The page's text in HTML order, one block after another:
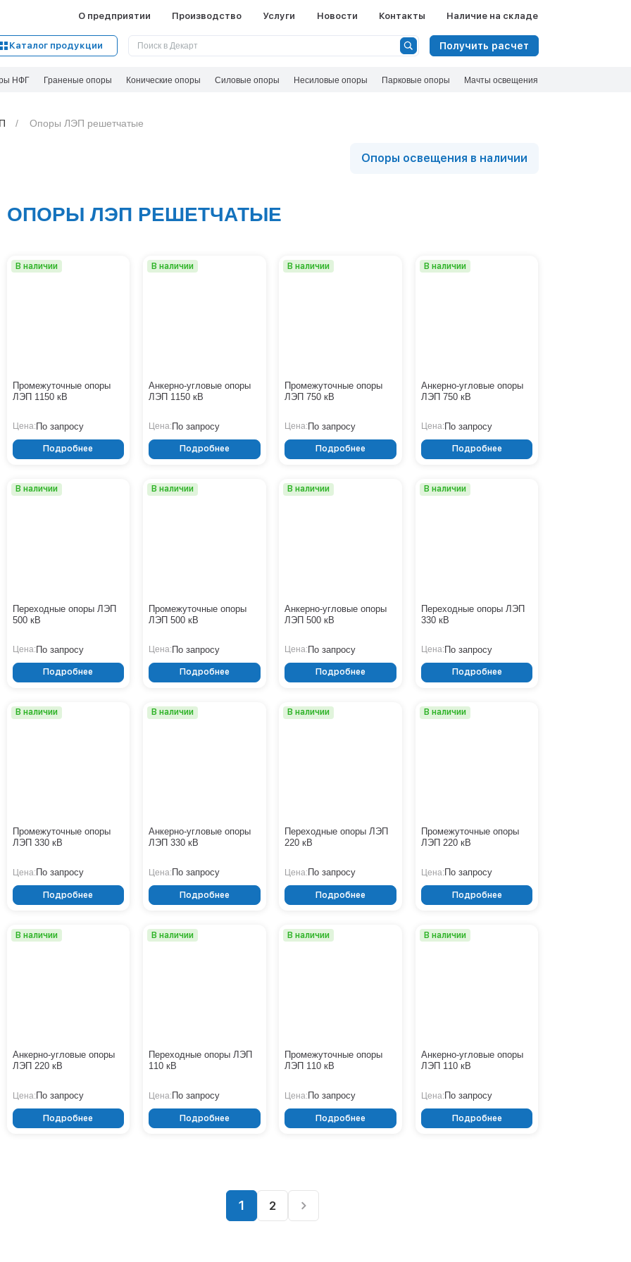
О предприятии Производство Услуги Новости Контакты Наличие на складе
Каталог продукции Получить расчет
НФГ Граненые опоры Конические опоры Силовые опоры Несиловые опоры Парковые опоры Мачты освещения
Опоры ЛЭП решетчатые
Опоры освещения в наличии
ОПОРЫ ЛЭП РЕШЕТЧАТЫЕ
Сбросить
Вид
Многогранные опоры ЛЭП
В наличии
Промежуточные опоры
ЛЭП 1150 кВ
Цена:По запросу
Подробнее
В наличии
Анкерно-угловые опоры
ЛЭП 1150 кВ
Цена:По запросу
Подробнее
В наличии
Промежуточные опоры
ЛЭП 750 кВ
Цена:По запросу
Подробнее
В наличии
Анкерно-угловые опоры
ЛЭП 750 кВ
Цена:По запросу
Подробнее
В наличии
Переходные опоры ЛЭП
500 кВ
Цена:По запросу
Подробнее
В наличии
Промежуточные опоры
ЛЭП 500 кВ
Цена:По запросу
Подробнее
В наличии
Анкерно-угловые опоры
ЛЭП 500 кВ
Цена:По запросу
Подробнее
В наличии
Переходные опоры ЛЭП
330 кВ
Цена:По запросу
Подробнее
В наличии
Промежуточные опоры
ЛЭП 330 кВ
Цена:По запросу
Подробнее
В наличии
Анкерно-угловые опоры
ЛЭП 330 кВ
Цена:По запросу
Подробнее
В наличии
Переходные опоры ЛЭП
220 кВ
Цена:По запросу
Подробнее
В наличии
Промежуточные опоры
ЛЭП 220 кВ
Цена:По запросу
Подробнее
В наличии
Анкерно-угловые опоры
ЛЭП 220 кВ
Цена:По запросу
Подробнее
В наличии
Переходные опоры ЛЭП
110 кВ
Цена:По запросу
Подробнее
В наличии
Промежуточные опоры
ЛЭП 110 кВ
Цена:По запросу
Подробнее
В наличии
Анкерно-угловые опоры
ЛЭП 110 кВ
Цена:По запросу
Подробнее
1 2